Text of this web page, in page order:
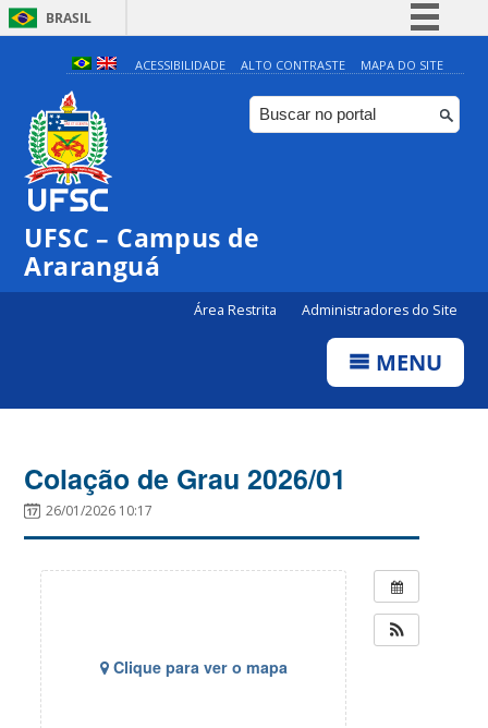
BRASIL
Simplifique!
Comunica BR
Participe
ACESSIBILIDADE ALTO CONTRASTE MAPA DO SITE
UFSC – Campus de
Araranguá
Área Restrita Administradores do Site
MENU
Colação de Grau 2026/01
26/01/2026 10:17
Clique para ver o mapa